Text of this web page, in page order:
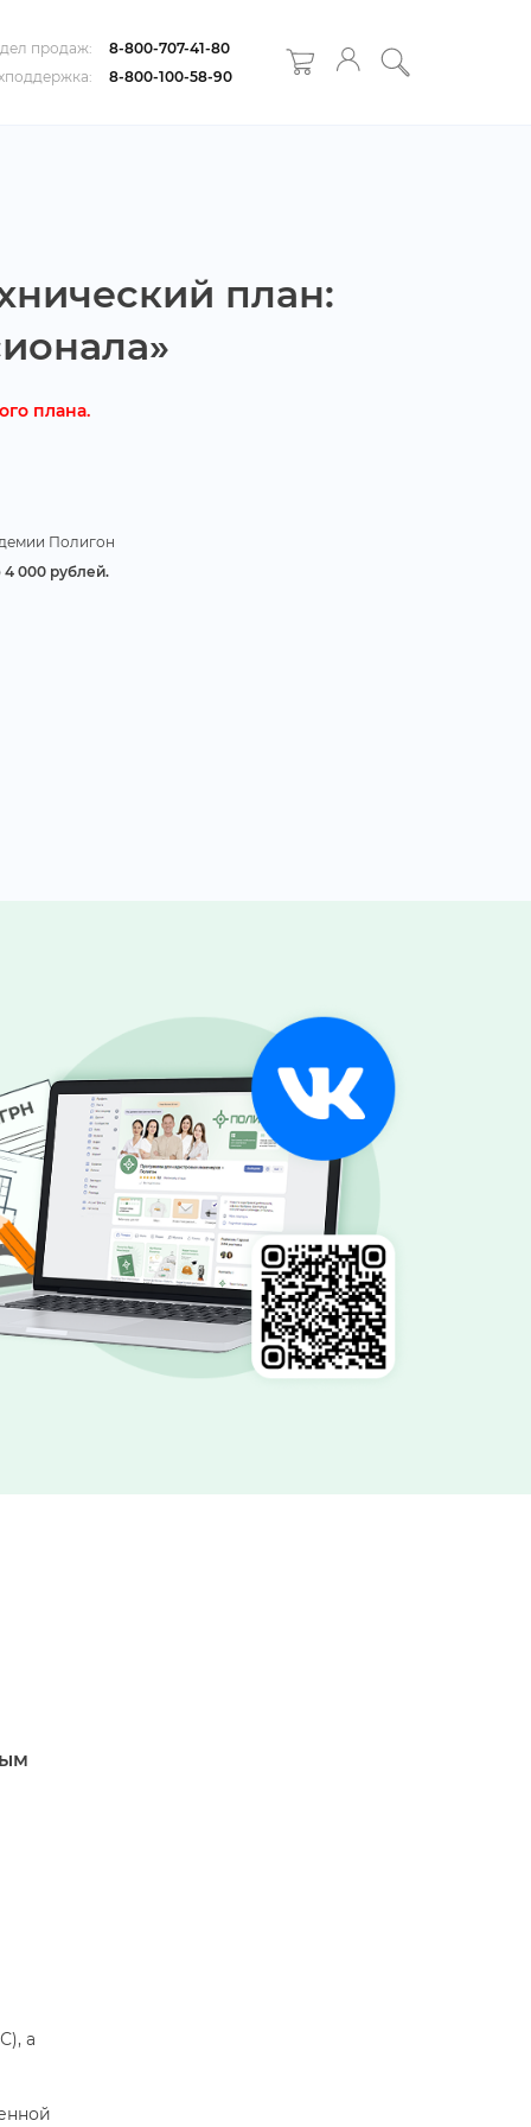
продаж:
8-800-707-41-80
8-800-100-58-90
план:
плана.
Полигон
4 000 рублей.
а